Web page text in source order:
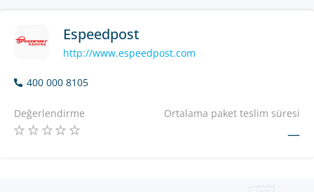
Espeedpost
http://www.espeedpost.com
400 000 8105
Değerlendirme Ortalama paket teslim süresi
—